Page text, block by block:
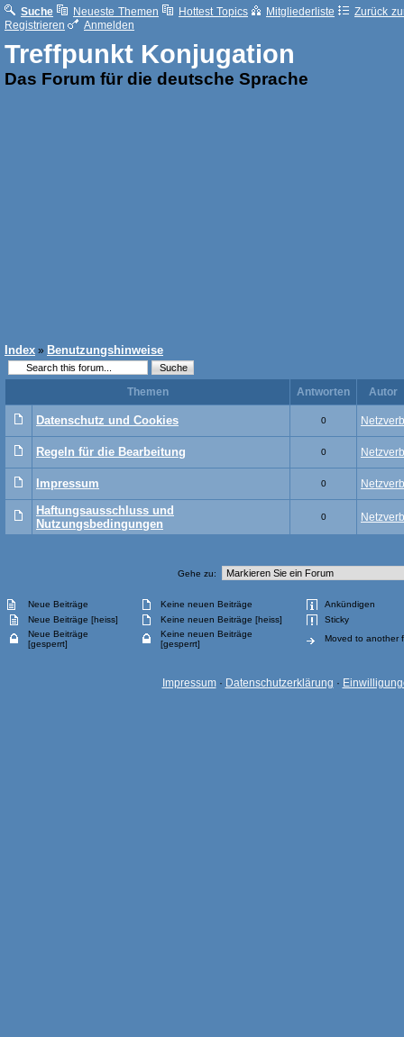
Suche Neueste Themen Hottest Topics Mitgliederliste
Zurück
Registrieren
Anmelden
Treffpunkt Konjugation
Das Forum für die deutsche Sprache
Index » Benutzungshinweise
Themen Antworten Autor
Datenschutz und Cookies 0 Netzverb
Regeln für die Bearbeitung 0 Netzverb
Impressum 0 Netzverb
Haftungsausschluss und
Nutzungsbedingungen
0 Netzverb
Gehe zu:
Neue Beiträge Keine neuen Beiträge
Ankündigen
Neue Beiträge [heiss]
Keine neuen Beiträge [heiss]
Sticky
Neue Beiträge
[gesperrt]
Keine neuen Beiträge
[gesperrt]
Moved to another
Impressum· Datenschutzerklärung ·